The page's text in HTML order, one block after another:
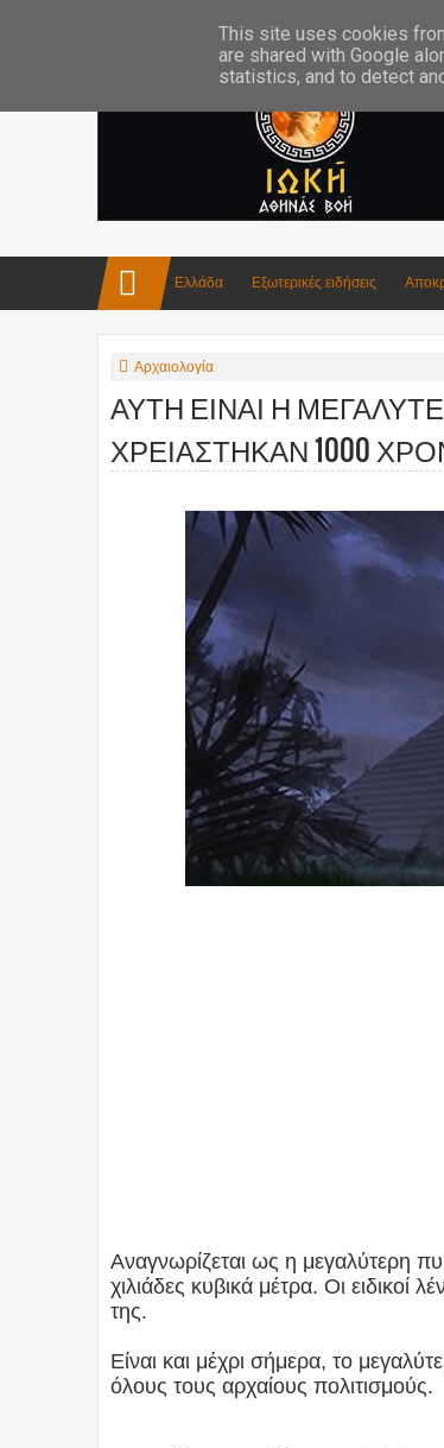
Ελλάδα Εξωτερικές ειδήσεις
Αρχαιολογία
ΑΥΤΗ ΕΙΝΑΙ Η
ΧΡΕΙΑΣΤΗΚΑΝ 1000
Αναγνωρίζεται ως η μεγαλύτερη
χιλιάδες κυβικά μέτρα. Οι ειδικοί
της.
Είναι και μέχρι σήμερα, το
όλους τους αρχαίους πολιτισμούς.
This site uses cookies
are shared with Google
statistics, and to detect